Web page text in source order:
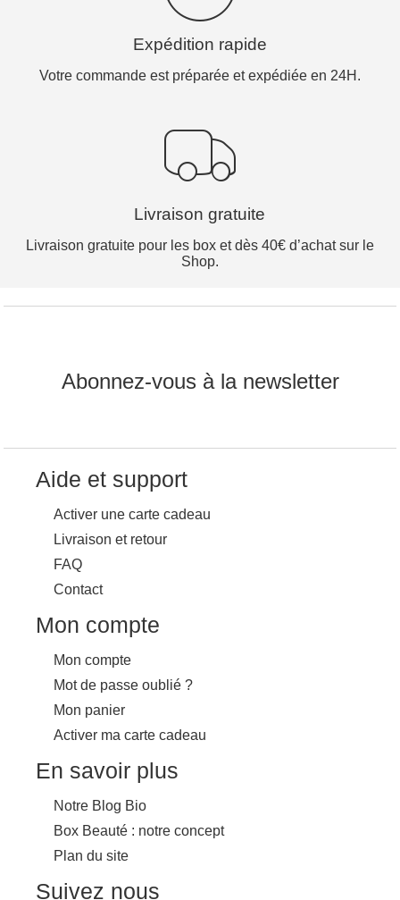
Expédition rapide
Votre commande est préparée et expédiée en 24H.
Livraison gratuite
Livraison gratuite pour les box et dès 40€ d’achat sur le
Shop.
Abonnez-vous à la newsletter
Aide et support
Activer une carte cadeau
Livraison et retour
FAQ
Contact
Mon compte
Mon compte
Mot de passe oublié ?
Mon panier
Activer ma carte cadeau
En savoir plus
Notre Blog Bio
Box Beauté : notre concept
Plan du site
Suivez nous